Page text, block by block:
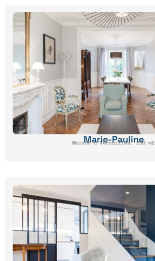
Marie-Pauline
Maison à Versailles, 250 m2